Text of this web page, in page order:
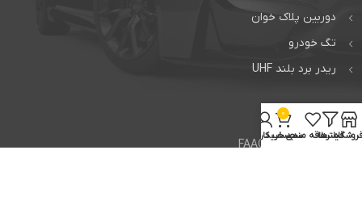
دوربین پلاک خوان
تگ خودرو
ریدر برد بلند UHF
خدمات
تعمیر جک فک FAAC
فروشگاهفیلترهاعلاقه مندی
0
سبد خرید
حساب کاربری من